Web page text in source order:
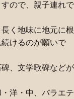
ので、親子連れで
く地味に地元に根
けるのが願いで
、文学歌碑などが
洋・中、バラエテ